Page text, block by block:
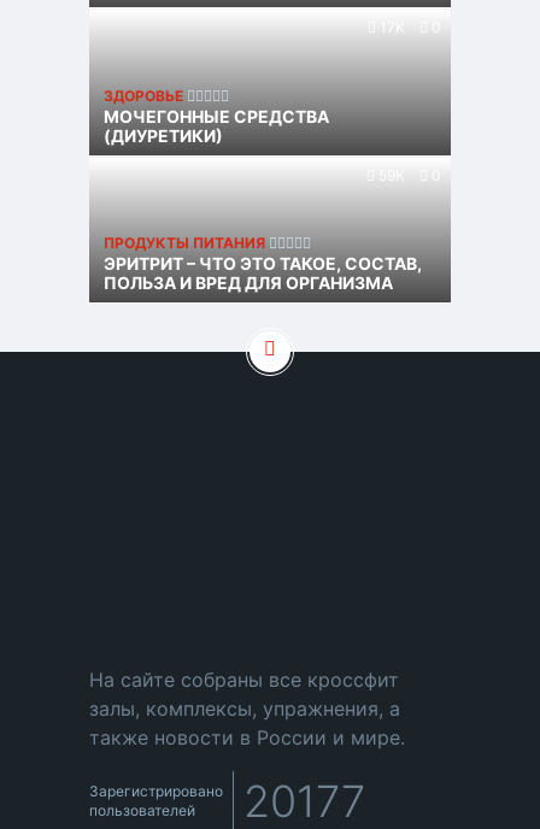
17K 0
ЗДОРОВЬЕ
МОЧЕГОННЫЕ СРЕДСТВА
(ДИУРЕТИКИ)
59K
ПРОДУКТЫ ПИТАНИЯ
ЭРИТРИТ – ЧТО ЭТО ТАКОЕ, СОСТАВ,
ПОЛЬЗА И ВРЕД ДЛЯ ОРГАНИЗМА
На сайте собраны все кроссфит
залы, комплексы, упражнения, а
также новости в России и мире.
Зарегистрировано
пользователей
20177